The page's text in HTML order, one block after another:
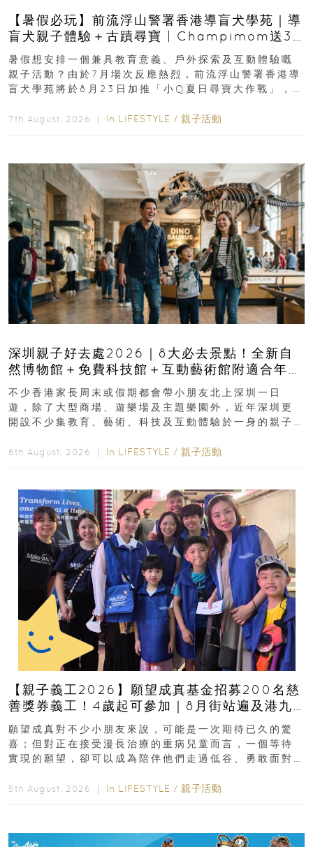
【暑假必玩】前流浮山警署香港導盲犬學苑｜導
盲犬親子體驗＋古蹟尋寶 | Champimom送3
組免費名額
暑假想安排一個兼具教育意義、戶外探索及互動體驗嘅
親子活動？由於7月場次反應熱烈，前流浮山警署香港導
盲犬學苑將於8月23日加推「小Q夏日尋寶大作戰」，家
7th August, 2026 ｜ In LIFESTYLE / 親子活動
深圳親子好去處2026｜8大必去景點！全新自
然博物館＋免費科技館＋互動藝術館附適合年
齡、交通、門票、開放時間
不少香港家長周末或假期都會帶小朋友北上深圳一日
遊，除了大型商場、遊樂場及主題樂園外，近年深圳更
開設不少集教育、藝術、科技及互動體驗於一身的親子
6th August, 2026 ｜ In LIFESTYLE / 親子活動
【親子義工2026】願望成真基金招募200名慈
善獎券義工！4歲起可參加｜8月街站遍及港九
新界
願望成真對不少小朋友來說，可能是一次期待已久的驚
喜；但對正在接受漫長治療的重病兒童而言，一個等待
實現的願望，卻可以成為陪伴他們走過低谷、勇敢面對
5th August, 2026 ｜ In LIFESTYLE / 親子活動